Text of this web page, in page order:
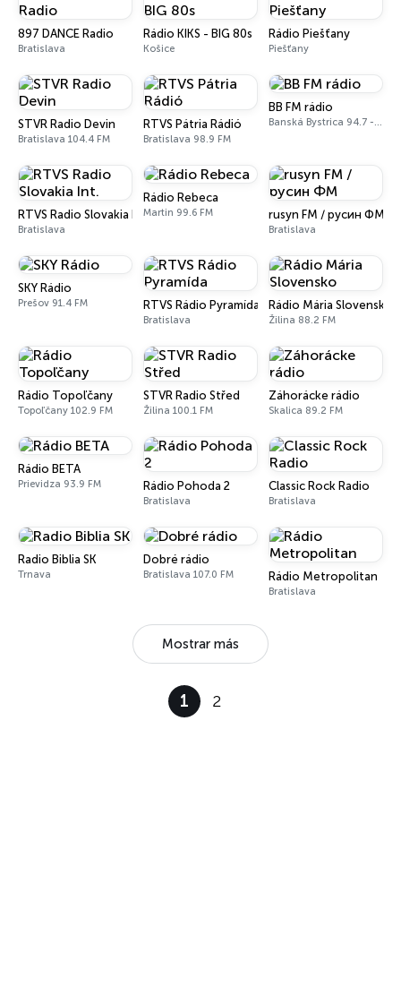
897 DANCE Radio
Bratislava
Rádio KIKS - BIG 80s
Košice
Rádio Piešťany
Piešťany
STVR Radio Devin
Bratislava 104.4 FM
RTVS Pátria Rádió
Bratislava 98.9 FM
BB FM rádio
Banská Bystrica 94.7 - 100.3 FM
RTVS Radio Slovakia Int.
Bratislava
Rádio Rebeca
Martin 99.6 FM rusyn FM / русин ФМ
Bratislava
SKY Rádio
Prešov 91.4 FM RTVS Rádio Pyramída
Bratislava
Rádio Mária Slovensko
Žilina 88.2 FM
Rádio Topoľčany
Topoľčany 102.9 FM
STVR Radio Střed
Žilina 100.1 FM
Záhorácke rádio
Skalica 89.2 FM
Rádio BETA
Prievidza 93.9 FM Rádio Pohoda 2
Bratislava
Classic Rock Radio
Bratislava
Radio Biblia SK
Trnava
Dobré rádio
Bratislava 107.0 FM Rádio Metropolitan
Bratislava
Mostrar más
1 2